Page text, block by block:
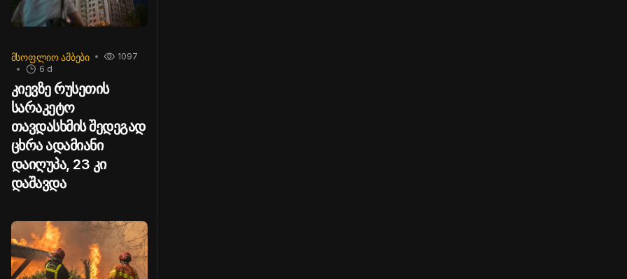
ᲛᲡᲝᲤᲚᲘᲝ ᲐᲛᲑᲔᲑᲘ
6 d
1097
კიევზე რუსეთის
სარაკეტო
თავდასხმის შედეგად
ცხრა ადამიანი
დაიღუპა, 23 კი
დაშავდა